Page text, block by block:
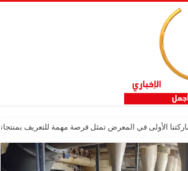
الأولى في المعرض تمثل فرصة مهمة للتعريف